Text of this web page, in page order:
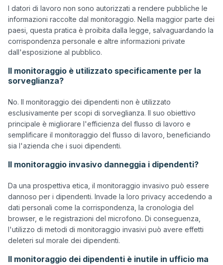
I datori di lavoro non sono autorizzati a rendere pubbliche le
informazioni raccolte dal monitoraggio. Nella maggior parte dei
paesi, questa pratica è proibita dalla legge, salvaguardando la
corrispondenza personale e altre informazioni private
Il monitoraggio è utilizzato specificamente per la
sorveglianza?
No. Il monitoraggio dei dipendenti non è utilizzato
esclusivamente per scopi di sorveglianza. Il suo obiettivo
principale è migliorare l'efficienza del flusso di lavoro e
semplificare il monitoraggio del flusso di lavoro, beneficiando
Il monitoraggio invasivo danneggia i dipendenti?
Da una prospettiva etica, il monitoraggio invasivo può essere
dannoso per i dipendenti. Invade la loro privacy accedendo a
dati personali come la corrispondenza, la cronologia del
browser, e le registrazioni del microfono. Di conseguenza,
l'utilizzo di metodi di monitoraggio invasivi può avere effetti
Il monitoraggio dei dipendenti è inutile in ufficio ma